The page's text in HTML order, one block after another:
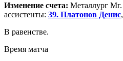
Изменение счета: Металлург Мг.
ассистенты: 39. Платонов Денис,
В равенстве.
Время матча